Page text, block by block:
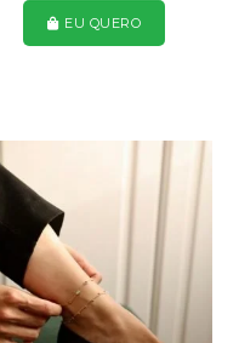
EU QUERO
tem
variantes.